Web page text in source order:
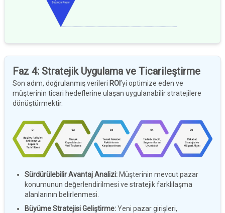
Faz 4: Stratejik Uygulama ve Ticarileştirme
Son adım, doğrulanmış verileri ROI’yi optimize eden ve
müşterinin ticari hedeflerine ulaşan uygulanabilir stratejilere
dönüştürmektir.
Sürdürülebilir Avantaj Analizi: Müşterinin mevcut pazar
konumunun değerlendirilmesi ve stratejik farklılaşma
alanlarının belirlenmesi.
Büyüme Stratejisi Geliştirme:Yeni pazar girişleri,